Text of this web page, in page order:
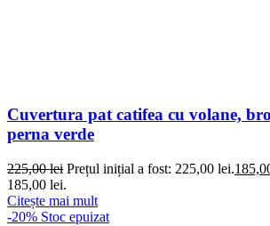
Cuvertura pat catifea cu volane,
perna verde
225,00lei Prețul inițial a fost: 225,00 lei.
185,00 lei.
Citește mai mult
-20% Stoc epuizat